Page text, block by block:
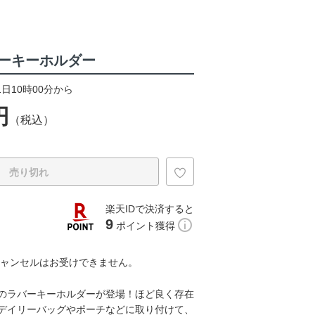
キーホルダー
10時00分から
（税込）
売り切れ
楽天IDで決済すると
9 ポイント獲得
ンセルはお受けできません。
ラバーキーホルダーが登場！ほど良く存在
イリーバッグやポーチなどに取り付けて、